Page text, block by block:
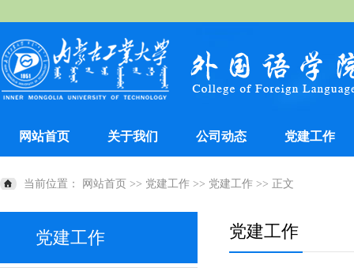
网站首页 关于我们 公司动态 党建工作
当前位置： 网站首页 >> 党建工作 >> 党建工作 >> 正文
党建工作 党建工作